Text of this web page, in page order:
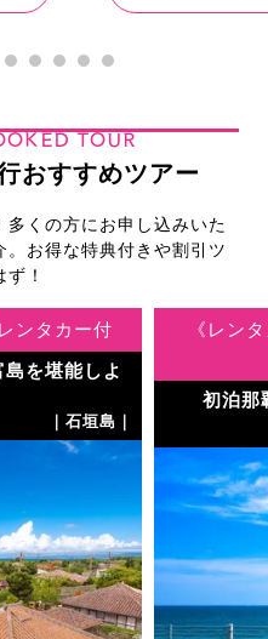
TOUR
おすすめツアー
くの方にお申し込みいた
お得な特典付きや割引ツ
！
ンタカー付
を堪能しよ
｜石垣島｜
《レン
初泊那